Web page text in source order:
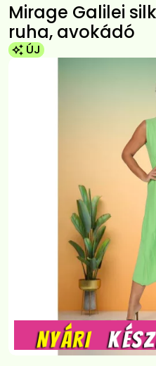
Mirage Galilei
ruha, avokádó
ÚJ